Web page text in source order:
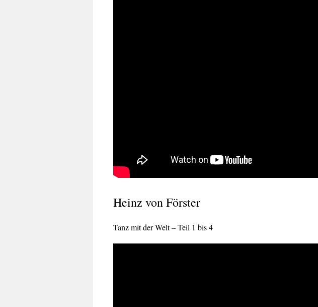
Heinz von Förster
Tanz mit der Welt – Teil 1 bis 4